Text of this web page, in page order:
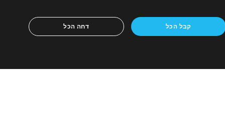
הנייד
קבל הכל דחה הכל